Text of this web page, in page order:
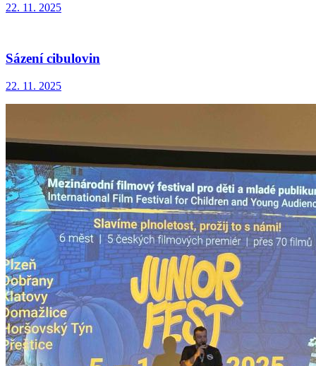
22. 11. 2025
Sázení cibulovin
22. 11. 2025